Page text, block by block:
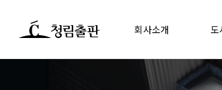
회사소개 도